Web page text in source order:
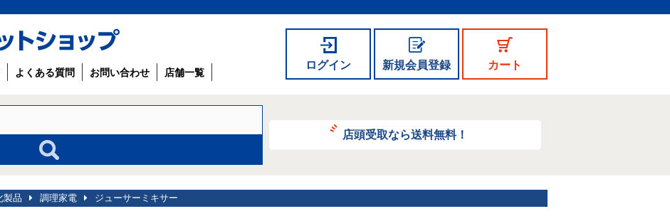
ログイン 新規会員登録 カート
よくある質問 お問い合わせ 店舗一覧
店頭受取なら送料無料！
製品 調理家電 ジューサーミキサー